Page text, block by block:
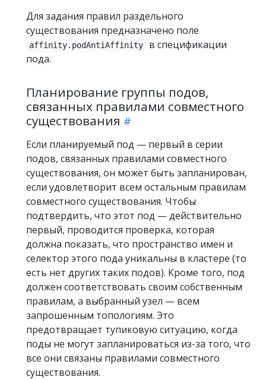
Для задания правил раздельного
существования предназначено поле
affinity.podAntiAffinity
в спецификации
пода.
Планирование группы подов,
связанных правилами совместного
существования
Если планируемый под — первый в серии
подов, связанных правилами совместного
существования, он может быть запланирован,
если удовлетворит всем остальным правилам
совместного существования. Чтобы
подтвердить, что этот под — действительно
первый, проводится проверка, которая
должна показать, что пространство имен и
селектор этого пода уникальны в кластере (то
есть нет других таких подов). Кроме того, под
должен соответствовать своим собственным
правилам, а выбранный узел — всем
запрошенным топологиям. Это
предотвращает тупиковую ситуацию, когда
поды не могут запланироваться из-за того, что
все они связаны правилами совместного
существования.